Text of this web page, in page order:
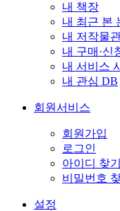
내 책장
내 최근 본
내 저작물
내 구매·신
내 서비스
내 관심 DB
회원서비스
회원가입
로그인
아이디 찾기
비밀번호 찾
설정